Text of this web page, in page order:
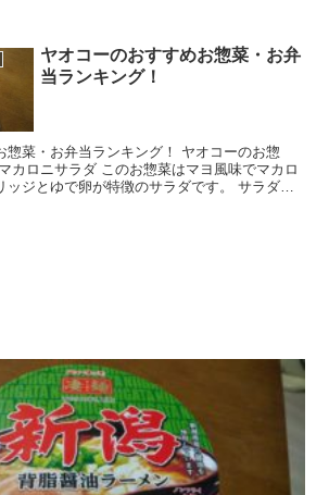
ヤオコーのおすすめお惣菜・お弁
当ランキング！
弁当ランキング！ ヤオコーのお惣
ロニサラダ このお惣菜はマヨ風味でマカロ
ッジとゆで卵が特徴のサラダです。 サラダと